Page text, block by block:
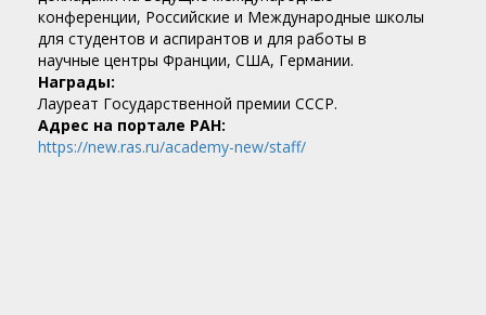
конференции, Российские и Международные школы
для студентов и аспирантов и для работы в
научные центры Франции, США, Германии.
Награды:
Лауреат Государственной премии СССР.
Адрес на портале РАН:
https://new.ras.ru/academy-new/staff/